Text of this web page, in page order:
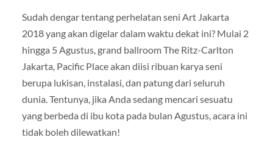
Sudah dengar tentang perhelatan seni Art Jakarta
2018 yang akan digelar dalam waktu dekat ini? Mulai 2
hingga 5 Agustus, grand ballroom The Ritz-Carlton
Jakarta, Pacific Place akan diisi ribuan karya seni
berupa lukisan, instalasi, dan patung dari seluruh
dunia. Tentunya, jika Anda sedang mencari sesuatu
yang berbeda di ibu kota pada bulan Agustus, acara ini
tidak boleh dilewatkan!